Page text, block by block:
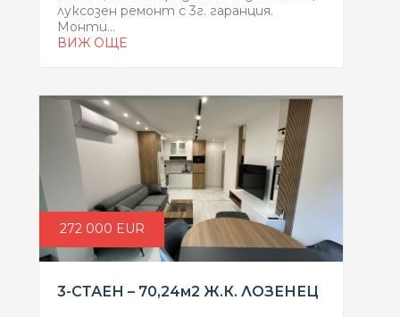
луксозен ремонт с 3г. гаранция.
Монти...
ВИЖ ОЩЕ
272 000 EUR
3-СТАЕН – 70,24м2 Ж.К. ЛОЗЕНЕЦ